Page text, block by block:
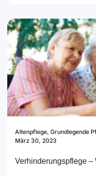
Altenpflege, Grundlegende
März 30, 2023
Verhinderungspflege –